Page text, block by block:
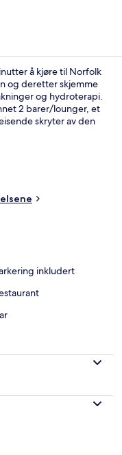
å kjøre til Norfolk
og deretter skjemme
og hydroterapi.
2 barer/lounger, et
skryter av den
inkludert